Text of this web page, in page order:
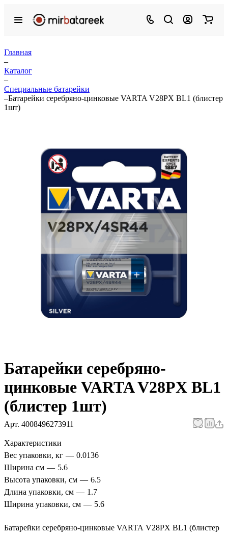
Главная
–
Каталог
–
Специальные батарейки
–Батарейки серебряно-цинковые VARTA V28PX BL1 (блистер
1шт)
Батарейки серебряно-
цинковые VARTA V28PX BL1
(блистер 1шт)
Арт. 4008496273911
Характеристики
Вес упаковки, кг — 0.0136
Ширина см — 5.6
Высота упаковки, см — 6.5
Длина упаковки, см — 1.7
Ширина упаковки, см — 5.6
Батарейки серебряно-цинковые VARTA V28PX BL1 (блистер